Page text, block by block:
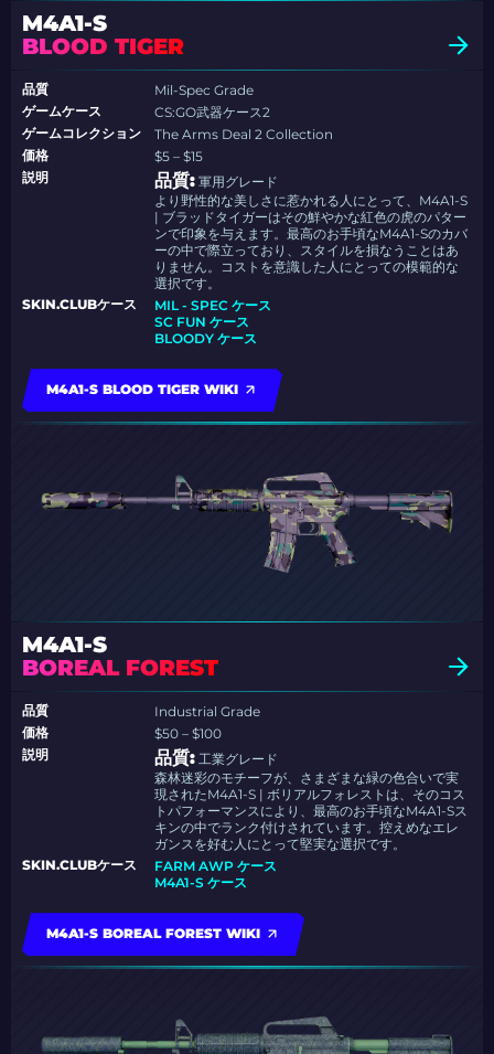
M4A1-S
BLOOD TIGER
品質
Mil-Spec Grade
ゲームケース
CS:GO武器ケース2
ゲームコレクション
The Arms Deal 2 Collection
価格
$5 – $15
説明
品質: 軍用グレード
より野性的な美しさに惹かれる人にとって、M4A1-S
| ブラッドタイガーはその鮮やかな紅色の虎のパター
ンで印象を与えます。最高のお手頃なM4A1-Sのカバ
ーの中で際立っており、スタイルを損なうことはあ
りません。コストを意識した人にとっての模範的な
選択です。
SKIN.CLUBケース
MIL - SPEC ケース
SC FUN ケース
BLOODY ケース
M4A1-S BLOOD TIGER WIKI
M4A1-S
BOREAL FOREST
品質
Industrial Grade
価格
$50 – $100
説明
品質: 工業グレード
森林迷彩のモチーフが、さまざまな緑の色合いで実
現されたM4A1-S | ボリアルフォレストは、そのコス
トパフォーマンスにより、最高のお手頃なM4A1-Sス
キンの中でランク付けされています。控えめなエレ
ガンスを好む人にとって堅実な選択です。
SKIN.CLUBケース
FARM AWP ケース
M4A1-S ケース
M4A1-S BOREAL FOREST WIKI